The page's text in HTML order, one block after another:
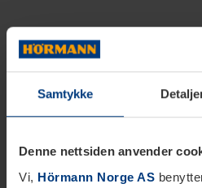
Samtykke
Denne nettsiden anvender
Vi, Hörmann Norge AS